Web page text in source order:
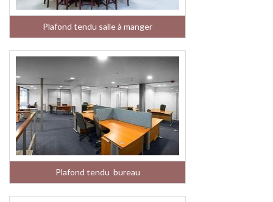
Plafond tendu salle à manger
Plafond tendu bureau